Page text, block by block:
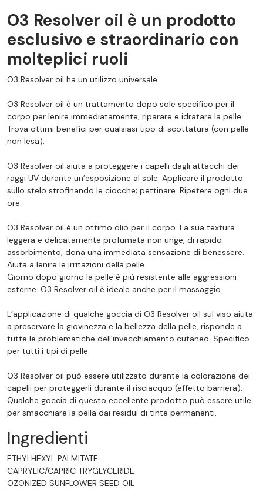
O3 Resolver oil è un prodotto
esclusivo e straordinario con
molteplici ruoli
O3 Resolver oil ha un utilizzo universale.
O3 Resolver oil è un trattamento dopo sole specifico per il
corpo per lenire immediatamente, riparare e idratare la pelle.
Trova ottimi benefici per qualsiasi tipo di scottatura (con pelle
non lesa).
O3 Resolver oil aiuta a proteggere i capelli dagli attacchi dei
raggi UV durante un’esposizione al sole. Applicare il prodotto
sullo stelo strofinando le ciocche; pettinare. Ripetere ogni due
ore.
O3 Resolver oil è un ottimo olio per il corpo. La sua textura
leggera e delicatamente profumata non unge, di rapido
assorbimento, dona una immediata sensazione di benessere.
Aiuta a lenire le irritazioni della pelle.
Giorno dopo giorno la pelle è più resistente alle aggressioni
esterne. O3 Resolver oil è ideale anche per il massaggio.
L’applicazione di qualche goccia di O3 Resolver oil sul viso aiuta
a preservare la giovinezza e la bellezza della pelle, risponde a
tutte le problematiche dell’invecchiamento cutaneo. Specifico
per tutti i tipi di pelle.
O3 Resolver oil può essere utilizzato durante la colorazione dei
capelli per proteggerli durante il risciacquo (effetto barriera).
Qualche goccia di questo eccellente prodotto può essere utile
per smacchiare la pella dai residui di tinte permanenti.
Ingredienti
ETHYLHEXYL PALMITATE
CAPRYLIC/CAPRIC TRYGLYCERIDE
OZONIZED SUNFLOWER SEED OIL